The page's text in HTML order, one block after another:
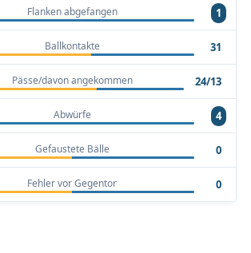
Flanken abgefangen 1
Ballkontakte 31
Pässe/davon angekommen 24/13
Abwürfe 4
Gefaustete Bälle 0
Fehler vor Gegentor 0